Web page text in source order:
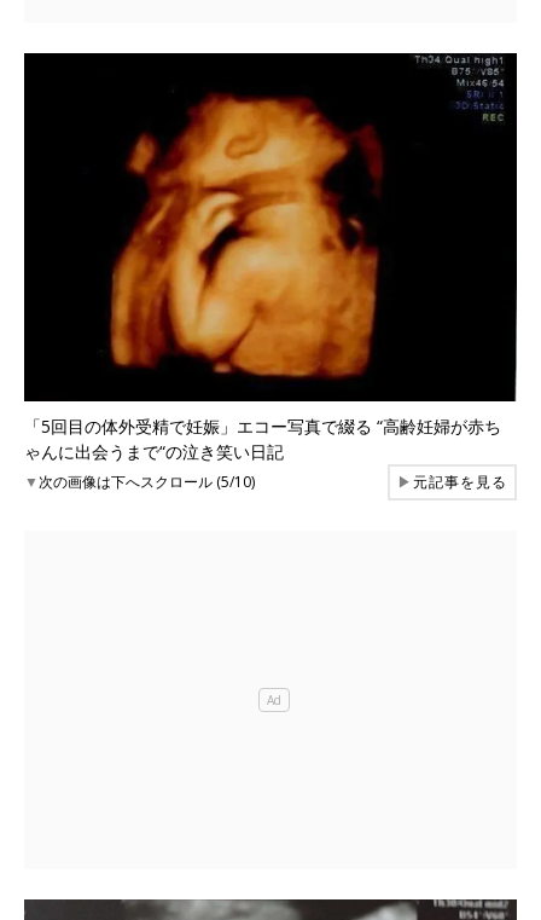
「5回目の体外受精で妊娠」エコー写真で綴る “高齢妊婦が赤ち
ゃんに出会うまで“の泣き笑い日記
▼次の画像は下へスクロール (5/10) ▶元記事を見る